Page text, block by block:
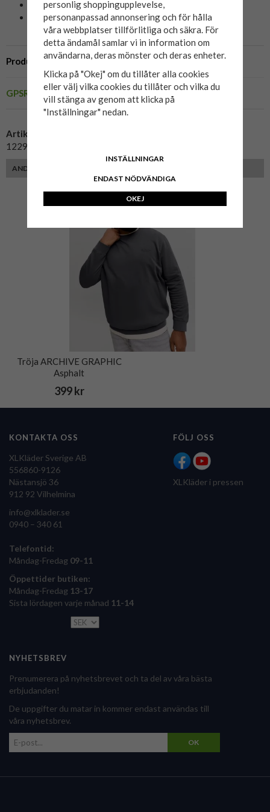
Produktbeskrivning
GPSR
Material: 80% bomull, 20% polyester
Färg: Vetiver
Artikelnummer:
12294579-vetiver-2
ANDRA KUNDER MED SAMMA PASSFORM VALDE ÄVEN
Tröja ARCHIVE GRAPHIC
Asphalt
399 kr
KONTAKTA OSS
XLKläder Sverige AB
556860-9126
Nästansjö 36
912 92 Vilhelmina
info@xlklader.se
0940 – 340 61
Telefontid:
Måndag-Fredag 09-11
Öppettider butiken:
Måndag-Fredag 13-17
Sista lördagen varje månad 11-14
FÖLJ OSS
XLKläder i pressen
NYHETSBREV
Prenumerera på nyhetsbrevet och ta del av våra bästa
erbjudanden!
De uppgifter du matar in kommer endast användas till
våra nyhetsbrev.
OK
personlig shoppingupplevelse,
personanpassad annonsering och för hålla
våra webbplatser tillförlitliga och säkra. För
detta ändamål samlar vi in information om
användarna, deras mönster och deras enheter.
Klicka på "Okej" om du tillåter alla cookies
eller välj vilka cookies du tillåter och vilka du
vill stänga av genom att klicka på
"Inställningar" nedan.
INSTÄLLNINGAR
ENDAST NÖDVÄNDIGA
OKEJ